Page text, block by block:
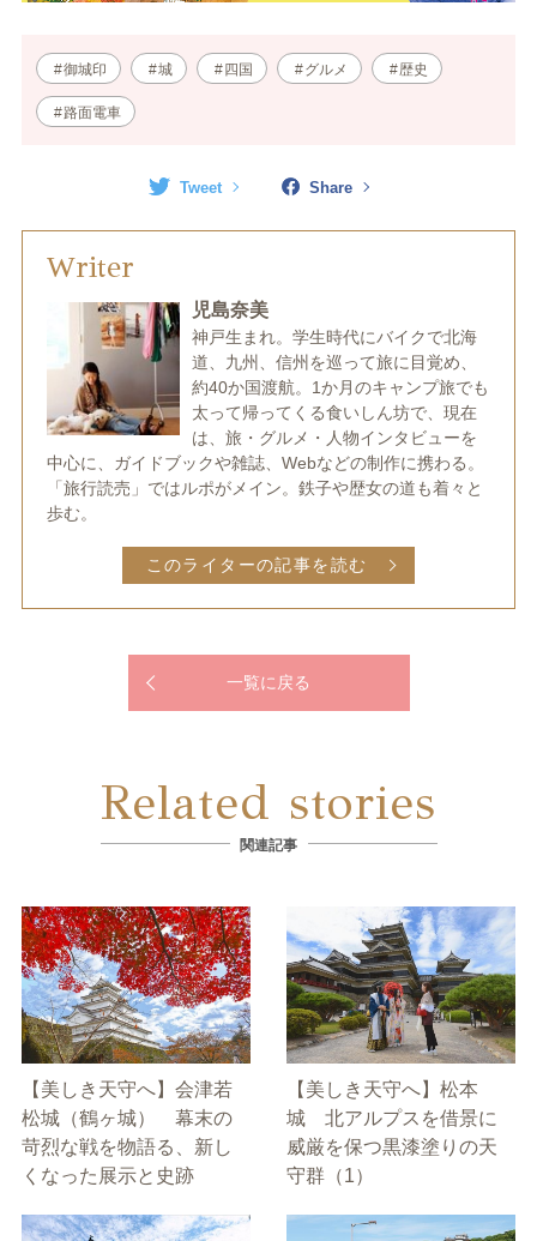
御城印 城 四国 グルメ 歴史
路面電車
Tweet Share
Writer
児島奈美
神戸生まれ。学生時代にバイクで北海
道、九州、信州を巡って旅に目覚め、
約40か国渡航。1か月のキャンプ旅でも
太って帰ってくる食いしん坊で、現在
は、旅・グルメ・人物インタビューを
中心に、ガイドブックや雑誌、Webなどの制作に携わる。
「旅行読売」ではルポがメイン。鉄子や歴女の道も着々と
歩む。
このライターの記事を読む
一覧に戻る
Related stories
関連記事
【美しき天守へ】会津若
松城（鶴ヶ城） 幕末の
苛烈な戦を物語る、新し
くなった展示と史跡
【美しき天守へ】松本
城 北アルプスを借景に
威厳を保つ黒漆塗りの天
守群（1）